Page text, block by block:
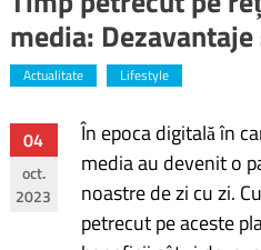
media:
Actualitate Lifestyle
04
oct.
2023
În epoca digitală în
media au devenit o
noastre de zi cu zi.
petrecut pe aceste
Navigare
în
articole